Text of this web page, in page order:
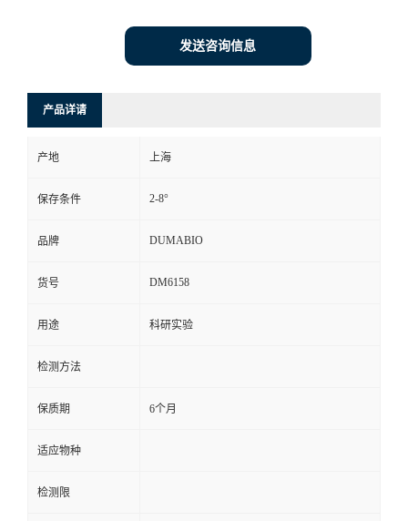
系
方
发送咨询信息
产品详请
产地 上海
保存条件 2-8°
品牌 DUMABIO
货号 DM6158
用途 科研实验
检测方法
保质期 6个月
适应物种
检测限